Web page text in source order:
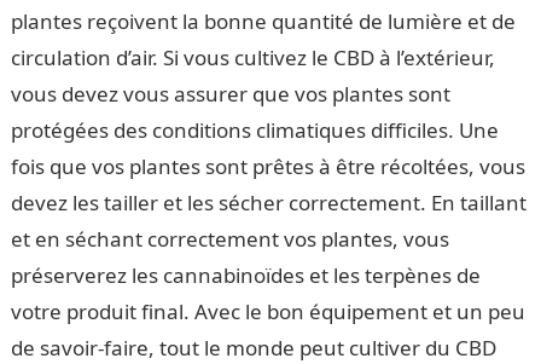
plantes reçoivent la bonne quantité de lumière et de
circulation d’air. Si vous cultivez le CBD à l’extérieur,
vous devez vous assurer que vos plantes sont
protégées des conditions climatiques difficiles. Une
fois que vos plantes sont prêtes à être récoltées, vous
devez les tailler et les sécher correctement. En taillant
et en séchant correctement vos plantes, vous
préserverez les cannabinoïdes et les terpènes de
votre produit final. Avec le bon équipement et un peu
de savoir-faire, tout le monde peut cultiver du CBD